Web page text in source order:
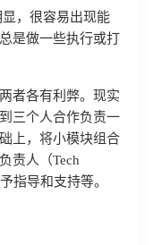
，很容易出现能
是做一些执行或打
者各有利弊。现实
三个人合作负责一
上，将小模块组合
责人（Tech
指导和支持等。